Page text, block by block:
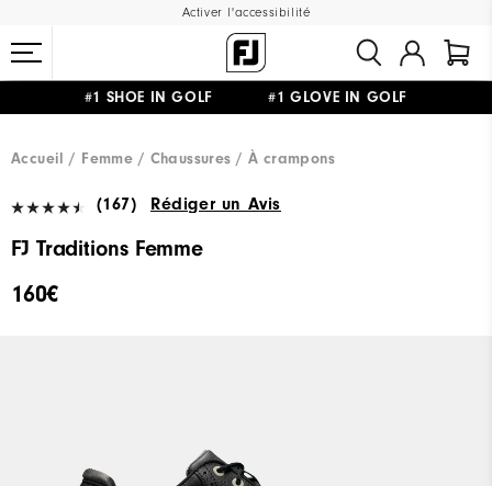
Activer l'accessibilité
#1 SHOE IN GOLF #1 GLOVE IN GOLF
Accueil
Femme Chaussures À crampons
(167) Rédiger un Avis
FJ Traditions Femme
160€